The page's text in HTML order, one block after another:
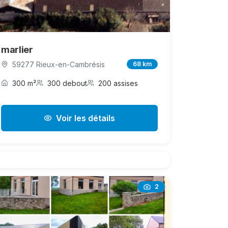
marlier
59277 Rieux-en-Cambrésis 68 km
300 m² 300 debout 200 assises
Voir les détails
2